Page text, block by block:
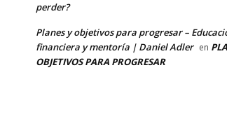
perder?
Planes y objetivos para progresar –
financiera y mentoría | Daniel Adler en
OBJETIVOS PARA PROGRESAR